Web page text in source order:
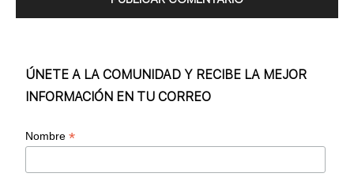
ÚNETE A LA COMUNIDAD Y RECIBE LA MEJOR
INFORMACIÓN EN TU CORREO
Nombre*